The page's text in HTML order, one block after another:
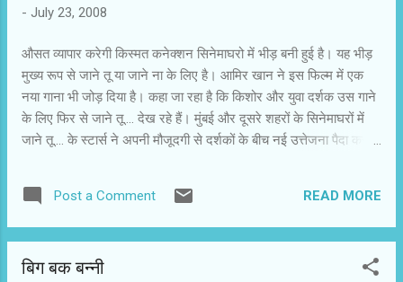
- July 23, 2008
औसत व्यापार करेगी किस्मत कनेक्शन सिनेमाघरो में भीड़ बनी हुई है। यह भीड़
मुख्य रूप से जाने तू या जाने ना के लिए है। आमिर खान ने इस फिल्म में एक
नया गाना भी जोड़ दिया है। कहा जा रहा है कि किशोर और युवा दर्शक उस गाने
के लिए फिर से जाने तू.... देख रहे हैं। मुंबई और दूसरे शहरों के सिनेमाघरों में
जाने तू.... के स्टार्स ने अपनी मौजूदगी से दर्शकों के बीच नई उत्तेजना पैदा कर दी
शाहिद कपूर-विद्या बालन की इस फिल्म पर दर्शकों की मिश्रित प्रतिक्रिया है।
किस्मत कनेक्शन को जाने तू.... की सफलता का फायदा मिला है। सिनेमाघरों में
पहुंचे दर्शक इसे भी देख रहे हैं। हालांकि सोमवार से थोड़ी गिरावट आई है, लेकिन
अपनी तीसरी फिल्म कांट्रैक्ट से जबरदस्त झटका लगा है। आमिर खान
Post a Comment READ MORE
बिग बक बन्नी